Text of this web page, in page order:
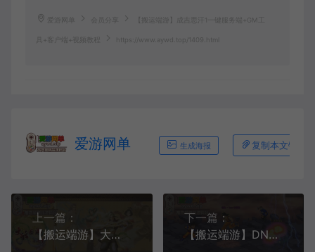
爱游网单 【搬运端游】成吉思汗1一键服务端+GM工
具+客户端+视频教程 https://www.aywd.top/1409.html
爱游网单 生成海报 复制本文链接
上一篇：
【搬运端游】大话西游2单机版怀旧端虚拟机一键服务端+GM工具+客户端+视频教程
下一篇：
【搬运端游】DNF地下城与勇士单机超变版盗墓笔记100级GM后台视频安装教程